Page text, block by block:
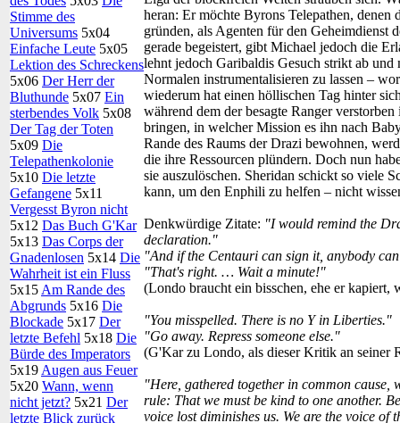
Stimme des
Universums 5x04
Einfache Leute 5x05
Lektion des Schreckens
5x06 Der Herr der
Bluthunde 5x07 Ein
sterbendes Volk 5x08
Der Tag der Toten
5x09 Die
Telepathenkolonie
5x10 Die letzte
Gefangene 5x11
Vergesst Byron nicht
5x12 Das Buch G'Kar
5x13 Das Corps der
Gnadenlosen 5x14 Die
Wahrheit ist ein Fluss
5x15 Am Rande des
Abgrunds 5x16 Die
Blockade 5x17 Der
letzte Befehl 5x18 Die
Bürde des Imperators
5x19 Augen aus Feuer
5x20 Wann, wenn
nicht jetzt? 5x21 Der
letzte Blick zurück
heran: Er möchte Byrons Telepathen,
gründen, als Agenten für den Geheimdienst
gerade begeistert, gibt Michael jedoch die
lehnt jedoch Garibaldis Gesuch strikt ab und
Normalen instrumentalisieren zu lassen –
wiederum hat einen höllischen Tag hinter
während dem der besagte Ranger
bringen, in welcher Mission es ihn nach
Rande des Raums der Drazi bewohnen,
die ihre Ressourcen plündern. Doch nun
sie auszulöschen. Sheridan schickt so viele
kann, um den Enphili zu helfen – nicht
Denkwürdige Zitate: "I would remind the
declaration."
"And if the Centauri can sign it, anybody
"That's right. … Wait a minute!"
(Londo braucht ein bisschen, ehe er kapiert,
"You misspelled. There is no Y in Liberties."
"Go away. Repress someone else."
(G'Kar zu Londo, als dieser Kritik an seiner
"Here, gathered together in common
rule: That we must be kind to one another.
voice lost diminishes us. We are the voice